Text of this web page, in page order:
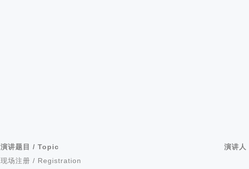
演讲题目 / Topic 演讲人
现场注册 / Registration